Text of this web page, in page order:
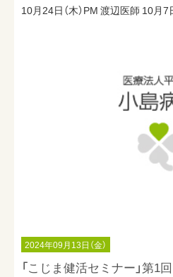
小島病院について
10月24日（木）PM 渡辺医師 10月7
2024年09月13日（金）
「こじま健活セミナー」第1